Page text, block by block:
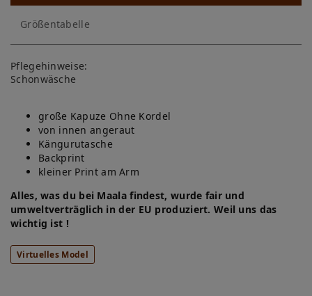
Größentabelle
Pflegehinweise:
Schonwäsche
große Kapuze Ohne Kordel
von innen angeraut
Kängurutasche
Backprint
kleiner Print am Arm
Alles, was du bei Maala findest, wurde fair und
umweltverträglich in der EU produziert. Weil uns das
wichtig ist !
Virtuelles Model